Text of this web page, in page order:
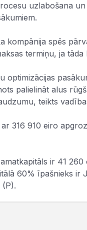
uzlabošana
kompānija spēs
termiņu, ja tāda
optimizācijas
palielināt alus
teikts
316 910 eiro
ir 41
60% īpašnieks ir
(P).